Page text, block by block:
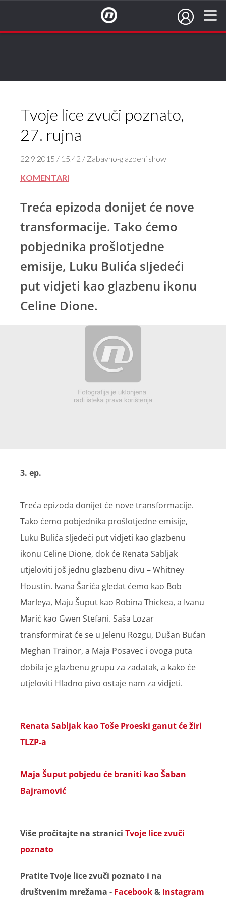
Tvoje lice zvuči poznato,
27. rujna
22.9.2015 / 15:42 / Zabavno-glazbeni show
KOMENTARI
Treća epizoda donijet će nove
transformacije. Tako ćemo
pobjednika prošlotjedne
emisije, Luku Bulića sljedeći
put vidjeti kao glazbenu ikonu
Celine Dione.
3. ep.
Treća epizoda donijet će nove transformacije.
Tako ćemo pobjednika prošlotjedne emisije,
Luku Bulića sljedeći put vidjeti kao glazbenu
ikonu Celine Dione, dok će Renata Sabljak
utjeloviti još jednu glazbenu divu – Whitney
Houstin. Ivana Šarića gledat ćemo kao Bob
Marleya, Maju Šuput kao Robina Thickea, a Ivanu
Marić kao Gwen Stefani. Saša Lozar
transformirat će se u Jelenu Rozgu, Dušan Bućan
Meghan Trainor, a Maja Posavec i ovoga puta
dobila je glazbenu grupu za zadatak, a kako će
utjeloviti Hladno pivo ostaje nam za vidjeti.
Renata Sabljak kao Toše Proeski ganut će žiri
TLZP-a
Maja Šuput pobjedu će braniti kao Šaban
Bajramović
Više pročitajte na stranici Tvoje lice zvuči
poznato
Pratite Tvoje lice zvuči poznato i na
društvenim mrežama - Facebook& Instagram